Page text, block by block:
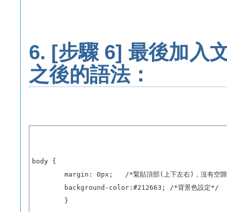
6. [步驟 6] 最後加入
之後的語法：
body {
margin: 0px;   /*緊貼頂部(上下左右)，沒有空
        background-color:#212663; /*背景色設定*/
        }